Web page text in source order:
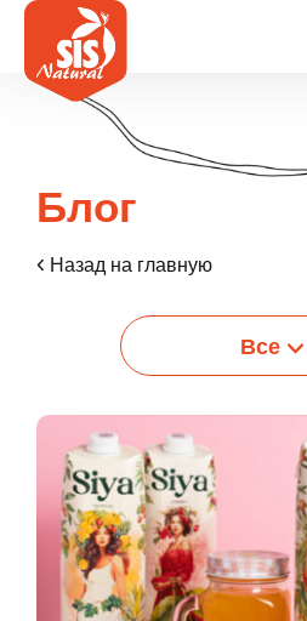
Блог
Назад на главную
Все